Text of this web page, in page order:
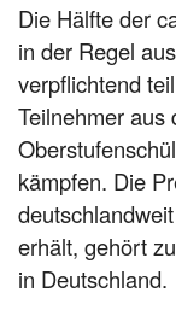
Die Hälfte der
in der Regel
verpflichtend
Teilnehmer aus
kämpfen. Die
erhält, gehört
in Deutschland.